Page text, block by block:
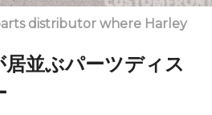
distributor where Harley
並ぶパーツディス